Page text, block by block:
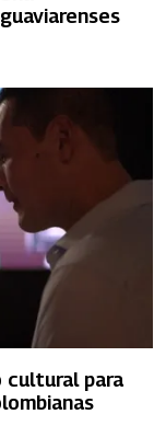
cultural para